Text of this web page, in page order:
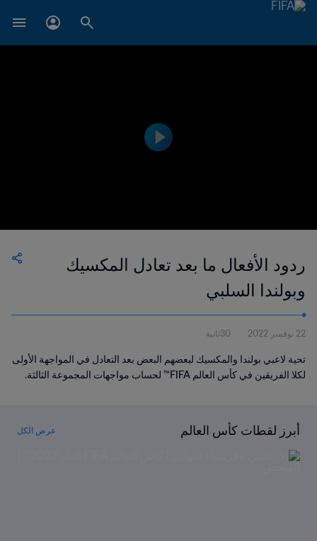
ردود الأفعال ما بعد تعادل المكسيك
وبولندا السلبي
22 نوفمبر 2022 30ثانية
تحية لاعبي بولندا والمكسيك لبعضهم البعض بعد التعادل في المواجهة الأولى
لكلا الفريقين في كأس العالم FIFA™ لحساب مواجهات المجموعة الثالثة.
أبرز لقطات كأس العالم عرض الكل